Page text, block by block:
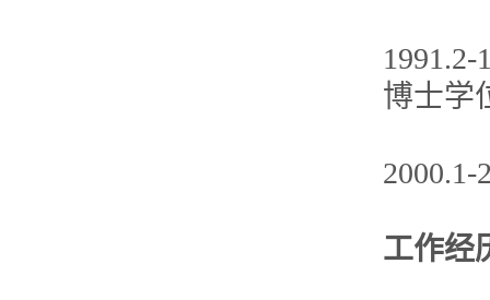
博士学
工作经